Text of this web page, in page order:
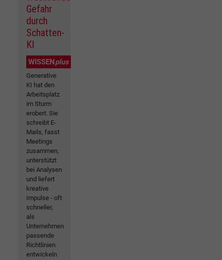
Gefahr
durch
Schatten-
KI
WISSENplus
Generative
KI hat den
Arbeitsplatz
im Sturm
erobert. Sie
schreibt E-
Mails, fasst
Meetings
zusammen,
unterstützt
bei Analysen
und liefert
kreative
Impulse - oft
schneller,
als
Unternehmen
passende
Richtlinien
entwickeln